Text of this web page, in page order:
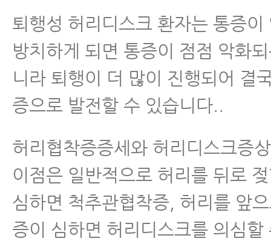
퇴행성 허리디스크 환자는 통증이
방치하게 되면 통증이 점점 악화
니라 퇴행이 더 많이 진행되어 결
증으로 발전할 수 있습니다..
허리협착증증세와 허리디스크증
이점은 일반적으로 허리를 뒤로
심하면 척추관협착증, 허리를 앞
증이 심하면 허리디스크를 의심할